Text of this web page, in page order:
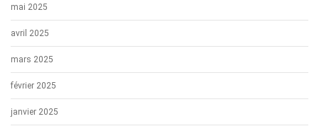
mai 2025
avril 2025
mars 2025
février 2025
janvier 2025